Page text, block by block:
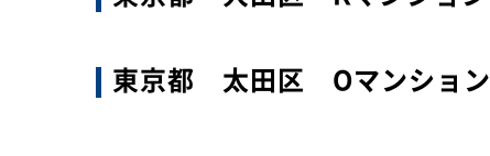
東京都 太田区 Oマンション